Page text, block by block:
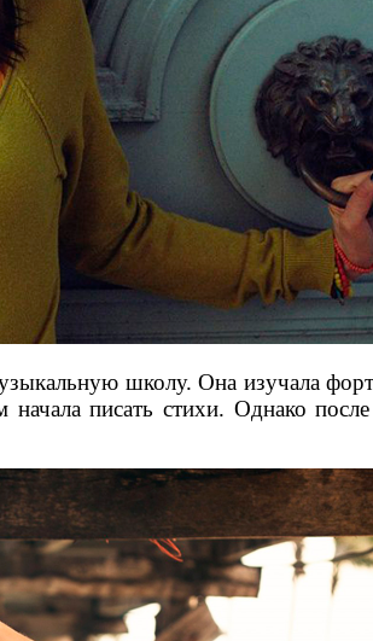
школу. Она изучала
писать стихи. Однако